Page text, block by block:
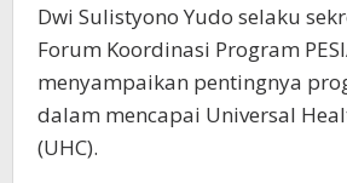
Dwi Sulistyono Yudo selaku
Forum Koordinasi Program
menyampaikan pentingnya
dalam mencapai Universal
(UHC).